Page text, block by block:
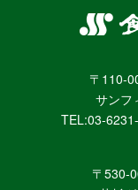
〒110-
サンフ
TEL:03-
〒530-